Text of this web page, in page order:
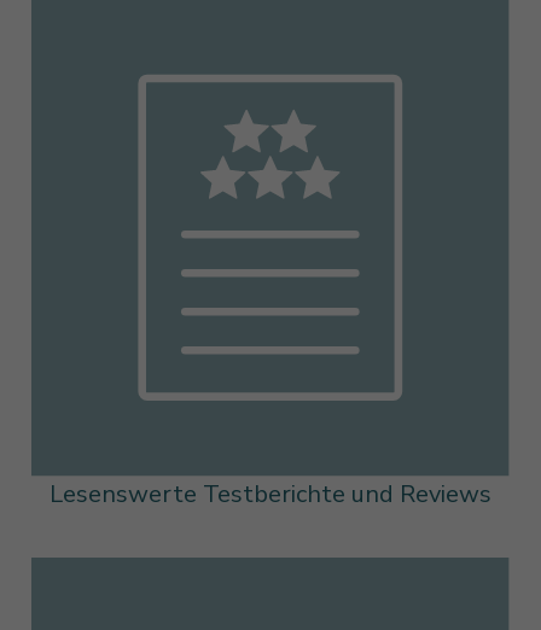
Lesenswerte Testberichte und Reviews